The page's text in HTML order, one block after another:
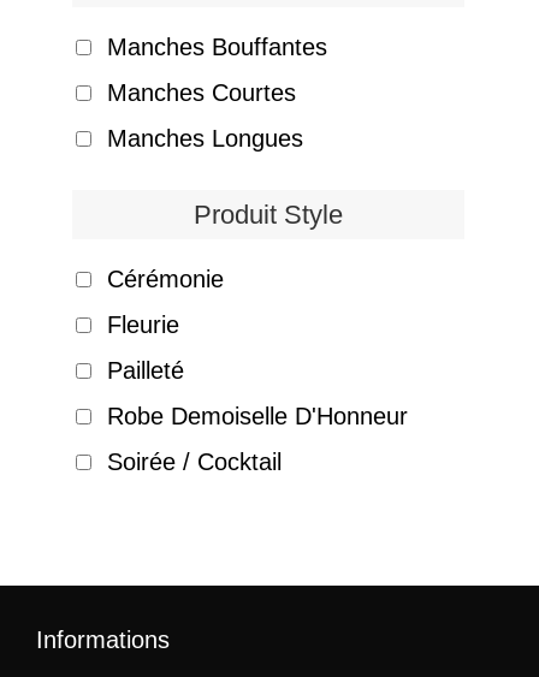
Manches Bouffantes
Manches Courtes
Manches Longues
Produit Style
Cérémonie
Fleurie
Pailleté
Robe Demoiselle D'Honneur
Soirée / Cocktail
Informations